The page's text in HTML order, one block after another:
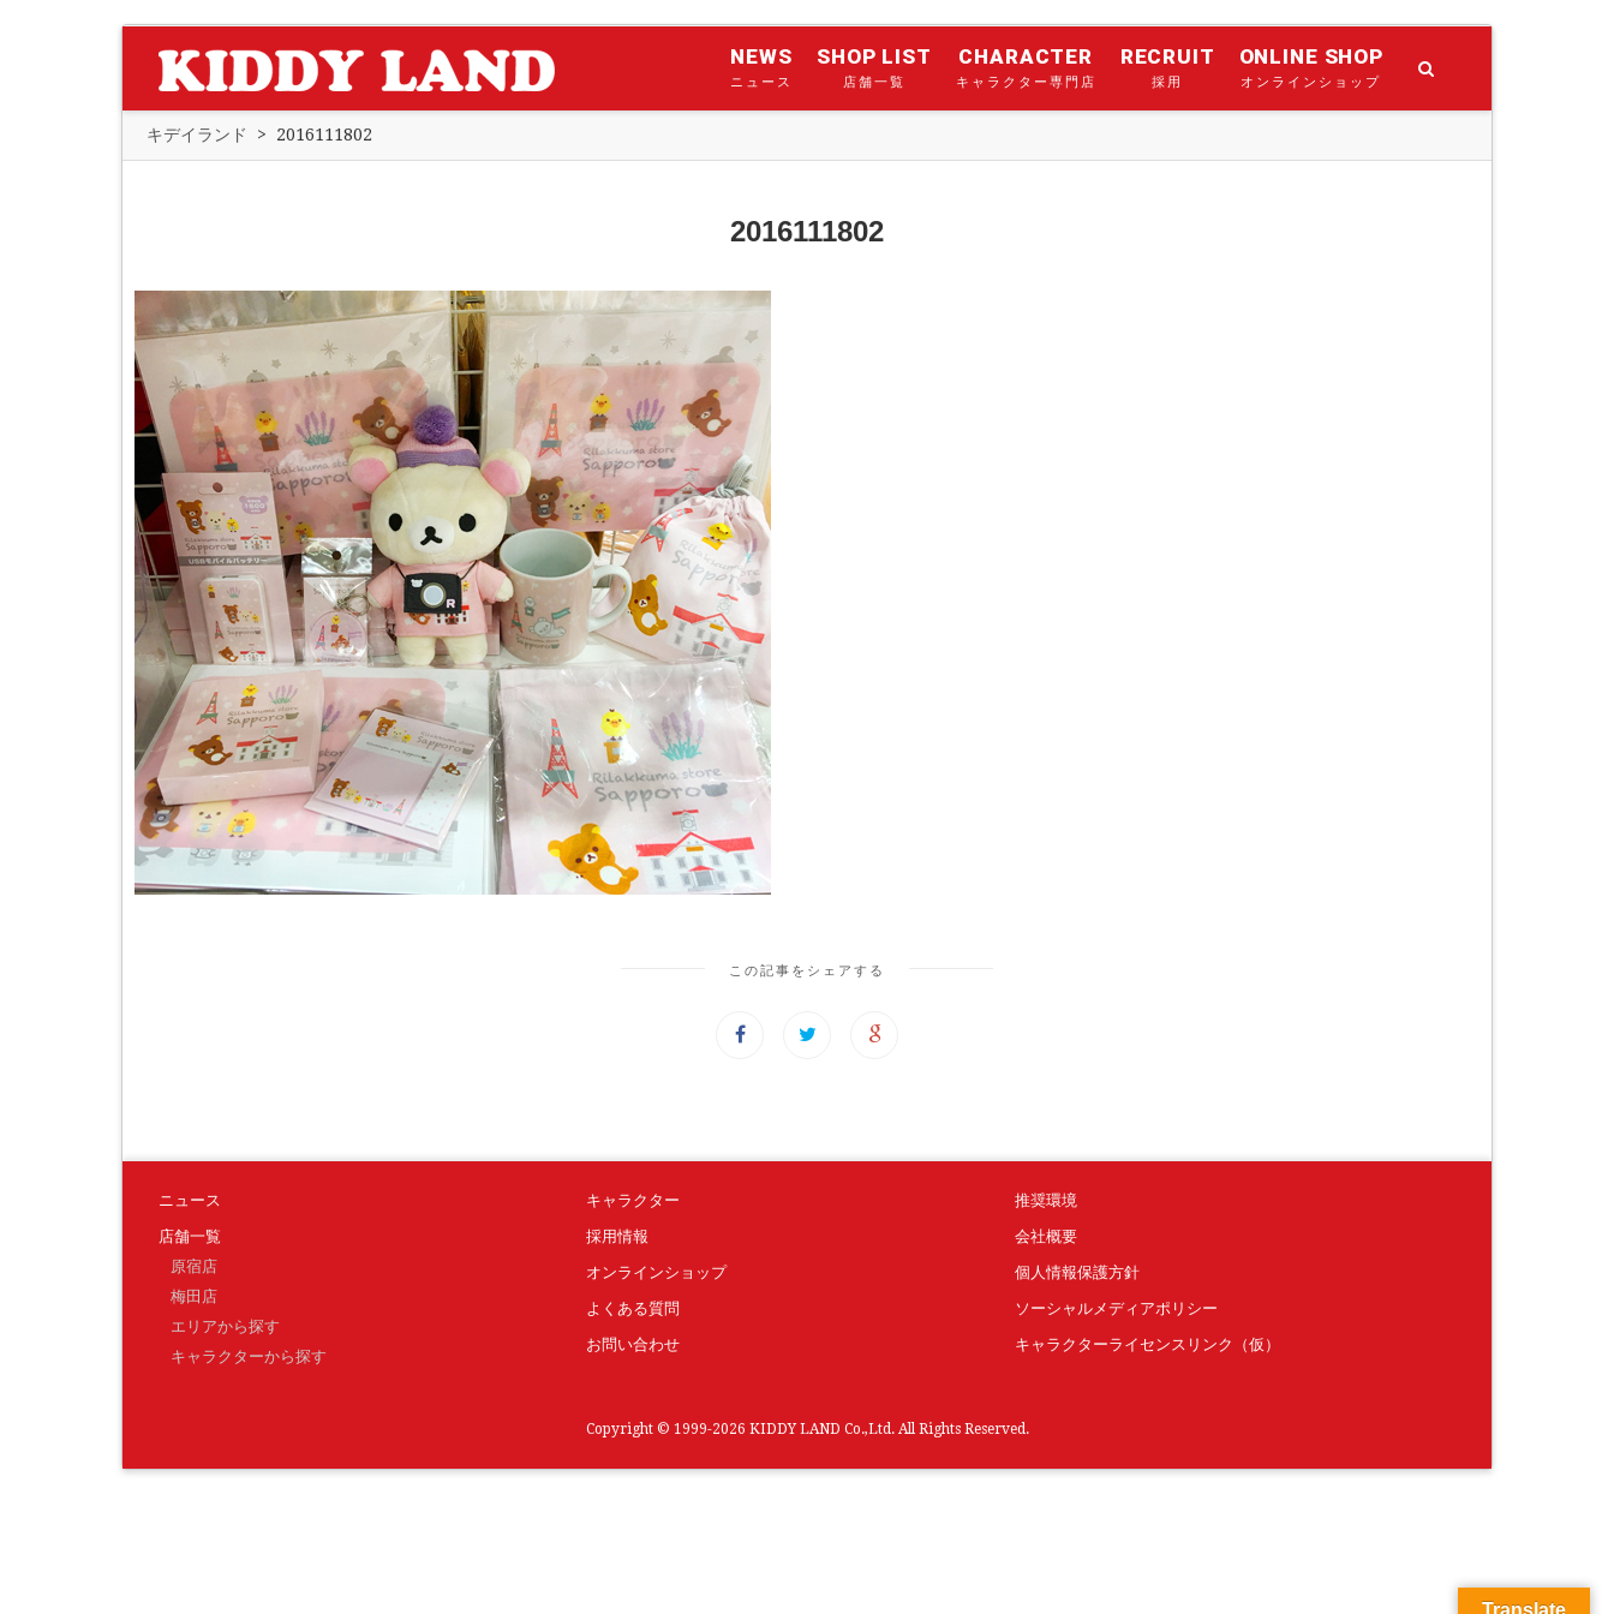
NEWS
ニュース
SHOP LIST
店舗一覧
CHARACTER
キャラクター専門店
RECRUIT
採用
ONLINE SHOP
オンラインショップ
キデイランド > 2016111802
2016111802
この記事をシェアする
ニュース
店舗一覧
原宿店
梅田店
エリアから探す
キャラクターから探す
キャラクター
採用情報
オンラインショップ
よくある質問
お問い合わせ
推奨環境
会社概要
個人情報保護方針
ソーシャルメディアポリシー
キャラクターライセンスリンク（仮）
Copyright © 1999-2026 KIDDY LAND Co.,Ltd. All Rights Reserved.
Translate